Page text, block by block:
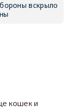
вскрыло
кошек и